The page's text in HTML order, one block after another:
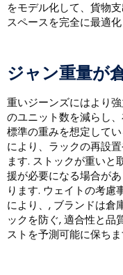
をモデル化して、貨物
スペースを完全に最適
ジャン重量が
重いジーンズにはより
のユニット数を減らし
標準の重みを想定して
により、ラックの再設
ます. ストックが重いと
援が必要になる場合が
ります. ウェイトの考慮
により、, ブランドは倉
ックを防ぐ, 適合性と品
ストを予測可能に保ちま